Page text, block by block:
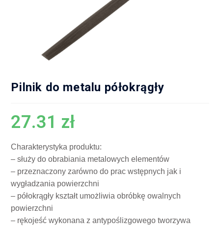
Pilnik do metalu półokrągły
27.31 zł
Charakterystyka produktu:
– służy do obrabiania metalowych elementów
– przeznaczony zarówno do prac wstępnych jak i
wygładzania powierzchni
– półokrągły kształt umożliwia obróbkę owalnych
powierzchni
– rękojeść wykonana z antypoślizgowego tworzywa